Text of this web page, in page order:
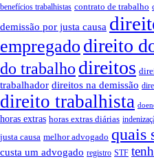
benefícios trabalhistas contrato de trabalho
demissão por justa causa
empregado direito
do trabalho direitos
trabalhador direitos na demissão
direito trabalhista
horas extras horas extras diárias
justa causa melhor advogado quais
custa um advogado registro STF